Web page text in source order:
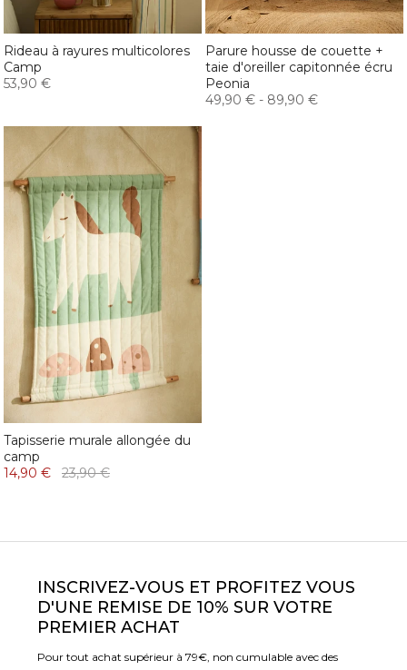
Rideau à rayures multicolores
Camp
53,90 €
Parure housse de couette +
taie d'oreiller capitonnée écru
Peonia
49,90 € - 89,90 €
Tapisserie murale allongée du
camp
14,90 €
23,90 €
INSCRIVEZ-VOUS ET PROFITEZ VOUS
D'UNE REMISE DE 10% SUR VOTRE
PREMIER ACHAT
Pour tout achat supérieur à 79€, non cumulable avec des